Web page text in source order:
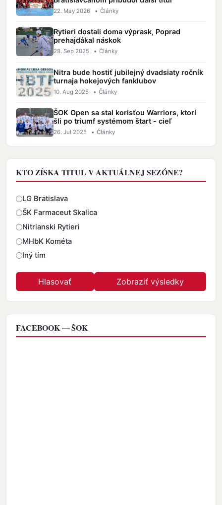
22. May 2026 • Články
Rytieri dostali doma výprask, Poprad
prehajdákal náskok
28. Sep 2025 • Články
Nitra bude hostiť jubilejný dvadsiaty ročník
turnaja hokejových fanklubov
10. Aug 2025 • Články
ŠOK Open sa stal korisťou Warriors, ktorí
šli po triumf systémom štart - cieľ
26. Jul 2025 • Články
KTO ZÍSKA TITUL V AKTUÁLNEJ SEZÓNE?
Odpovede
LG Bratislava
ŠK Farmaceut Skalica
Nitrianski Rytieri
MHbK Kométa
Iný tím
FACEBOOK — ŠOK